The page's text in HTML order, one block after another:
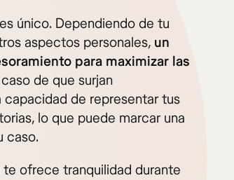
único. Dependiendo de tu
aspectos personales, un
para maximizar las
de que surjan
de representar tus
lo que puede marcar una
caso.
ofrece tranquilidad durante